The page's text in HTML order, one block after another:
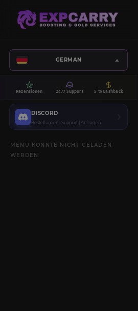
GERMAN
Rezensionen 24/7 Support 5 % Cashback
DISCORD
Bestellungen | Support | Anfragen
MENU KONNTE NICHT GELADEN
WERDEN